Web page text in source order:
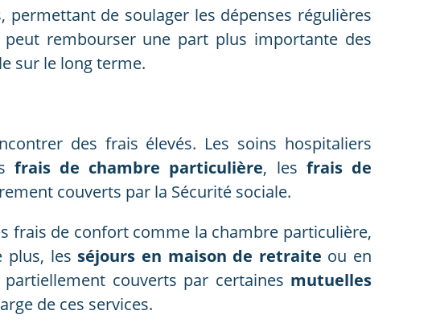
de soulager les dépenses régulières
rembourser une part plus importante des
sur le long terme.
des frais élevés. Les soins hospitaliers
frais de chambre particulière, les frais de
couverts par la Sécurité sociale.
frais de confort comme la chambre particulière,
plus, les séjours en maison de retraite ou en
couverts par certaines mutuelles
de ces services.